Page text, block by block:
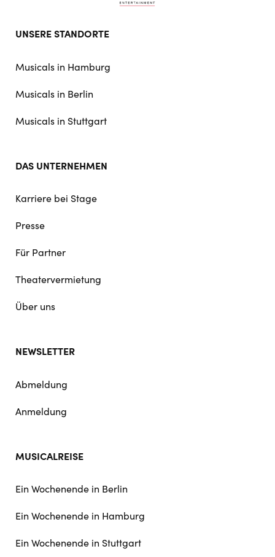
UNSERE STANDORTE
Musicals in Hamburg
Musicals in Berlin
Musicals in Stuttgart
DAS UNTERNEHMEN
Karriere bei Stage
Presse
Für Partner
Theatervermietung
Über uns
NEWSLETTER
Abmeldung
Anmeldung
MUSICALREISE
Ein Wochenende in Berlin
Ein Wochenende in Hamburg
Ein Wochenende in Stuttgart